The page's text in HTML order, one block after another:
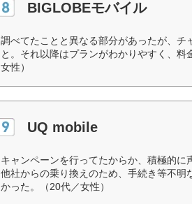
BIGLOBEモバイル
調べてたことと異なる部分があったが、チ
と。それ以降はプランがわかりやすく、
女性）
UQ mobile
キャンペーンを行ってたからか、積極的に
他社からの乗り換えのため、手続き等不明
かった。（20代／女性）